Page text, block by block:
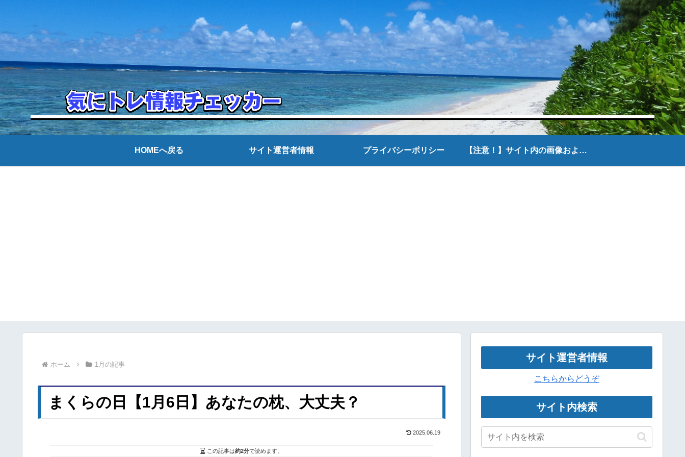
HOMEへ戻る サイト運営者情報 プライバシーポリシー 【注意！】サイト内の画像および文章について
ホーム 1月の記事
まくらの日【1月6日】あなたの枕、大丈夫？
2025.06.19
この記事は約2分で読めます。
サイト運営者情報
こちらからどうぞ
サイト内検索